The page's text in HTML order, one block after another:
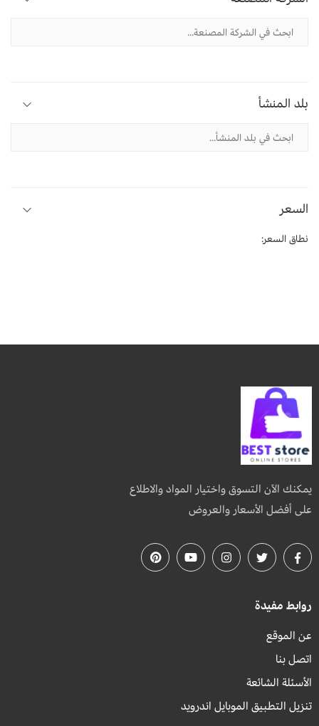
بلد المنشأ
السعر
نطاق السعر:
يمكنك الآن التسوق واختيار المواد والاطلاع
على أفضل الأسعار والعروض
روابط مفيدة
عن الموقع
اتصل بنا
الأسئلة الشائعة
تنزيل التطبيق الموبايل اندرويد